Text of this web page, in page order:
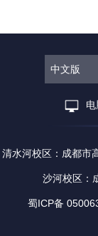
中文版
电
清水河校区：成都
沙河校区：
蜀ICP备